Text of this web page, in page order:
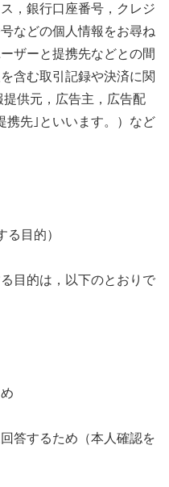
，銀行口座番号，クレジ
などの個人情報をお尋ね
ザーと提携先などとの間
含む取引記録や決済に関
供元，広告主，広告配
携先｣といいます。）など
目的）
目的は，以下のとおりで
答するため（本人確認を